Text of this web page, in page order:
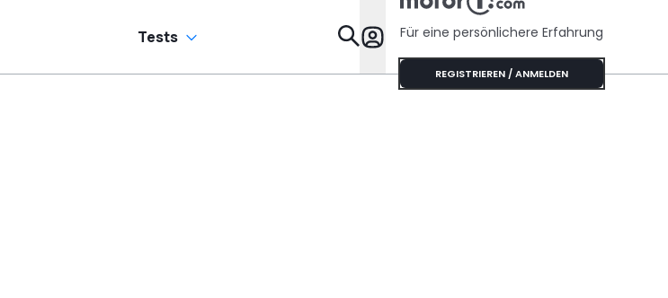
Tests Specials
Für eine persönlichere Erfahrung
REGISTRIEREN / ANMELDEN